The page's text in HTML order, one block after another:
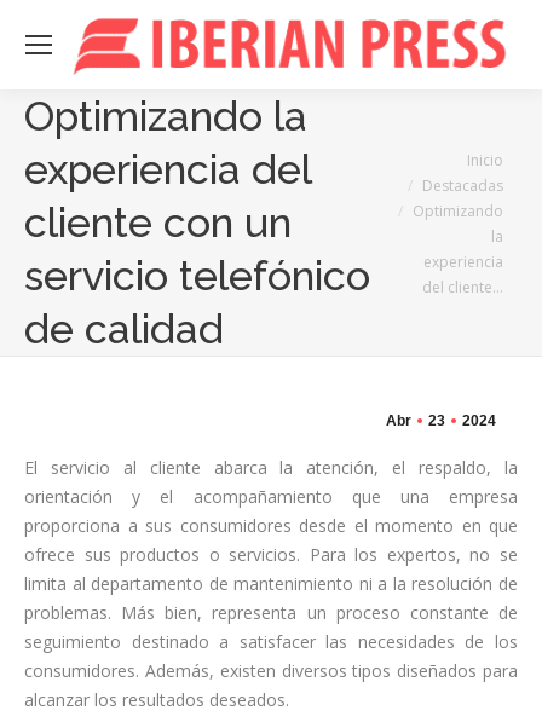
Optimizando la
experiencia del
cliente con un
servicio telefónico
de calidad
Inicio
Destacadas
Optimizando
la
experiencia
del cliente…
Abr 23 2024
El servicio al cliente abarca la atención, el respaldo, la
orientación y el acompañamiento que una empresa
proporciona a sus consumidores desde el momento en que
ofrece sus productos o servicios. Para los expertos, no se
limita al departamento de mantenimiento ni a la resolución de
problemas. Más bien, representa un proceso constante de
seguimiento destinado a satisfacer las necesidades de los
consumidores. Además, existen diversos tipos diseñados para
alcanzar los resultados deseados.